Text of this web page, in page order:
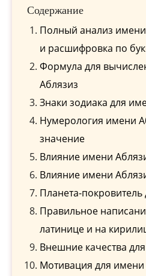
Содержание
Полный анализ
и расшифровка по
Формула для
Аблязиз
Знаки зодиака для
Нумерология имени
значение
Влияние имени
Влияние имени
Планета-
Правильное
латинице и на
Внешние качества
Мотивация для имени